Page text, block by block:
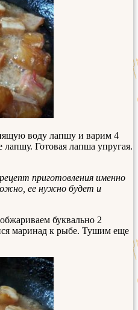
воду лапшу и варим 4
Готовая лапша упругая.
приготовления именно
ее нужно будет и
буквально 2
маринад к рыбе. Тушим еще